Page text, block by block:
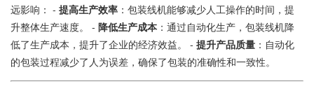
远影响： - 提高生产效率 ：包装线机能够减少人工操作的时间，提
升整体生产速度。 - 降低生产成本 ：通过自动化生产，包装线机降
低了生产成本，提升了企业的经济效益。 - 提升产品质量 ：自动化
的包装过程减少了人为误差，确保了包装的准确性和一致性。